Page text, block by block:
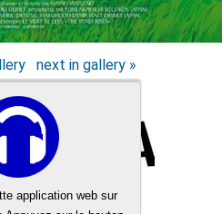
next in gallery »